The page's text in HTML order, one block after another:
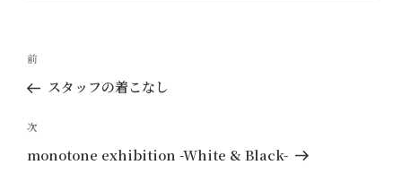
投
ナ
ビ
ゲ
過
去
投
前
スタッフの着こなし
次
の
次
monotone exhibition -White & Black-